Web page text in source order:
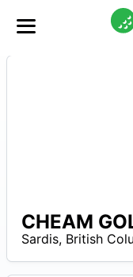
CHEAM
Sardis, British